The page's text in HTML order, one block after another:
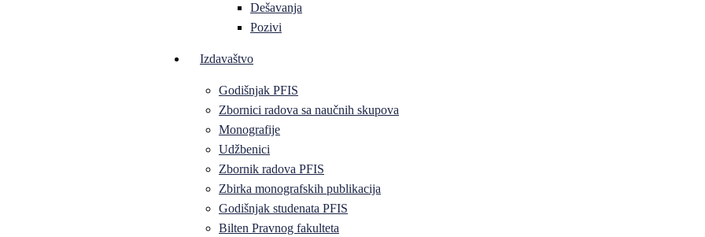
Dešavanja
Pozivi
Izdavaštvo
Godišnjak PFIS
Zbornici radova sa naučnih skupova
Monografije
Udžbenici
Zbornik radova PFIS
Zbirka monografskih publikacija
Godišnjak studenata PFIS
Bilten Pravnog fakulteta